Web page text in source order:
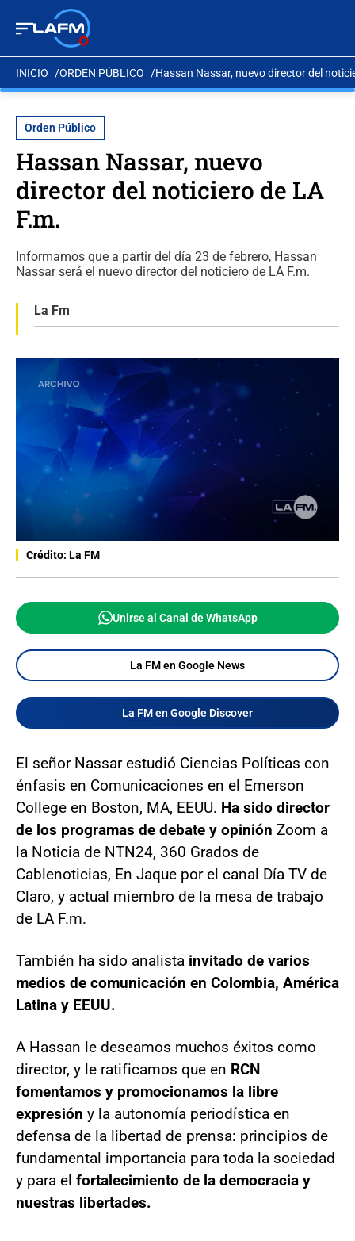
INICIO ORDEN PÚBLICO Hassan Nassar, nuevo director del
Orden Público
Hassan Nassar, nuevo
director del noticiero de LA
F.m.
Informamos que a partir del día 23 de febrero, Hassan
Nassar será el nuevo director del noticiero de LA F.m.
La Fm
Crédito: La FM
Unirse al Canal de WhatsApp
La FM en Google News
La FM en Google Discover
El señor Nassar estudió Ciencias Políticas con
énfasis en Comunicaciones en el Emerson
College en Boston, MA, EEUU. Ha sido director
de los programas de debate y opinión Zoom a
la Noticia de NTN24, 360 Grados de
Cablenoticias, En Jaque por el canal Día TV de
Claro, y actual miembro de la mesa de trabajo
de LA F.m.
También ha sido analista invitado de varios
medios de comunicación en Colombia, América
Latina y EEUU.
A Hassan le deseamos muchos éxitos como
director, y le ratificamos que en RCN
fomentamos y promocionamos la libre
expresión y la autonomía periodística en
defensa de la libertad de prensa: principios de
fundamental importancia para toda la sociedad
y para el fortalecimiento de la democracia y
nuestras libertades.